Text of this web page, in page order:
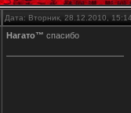
Дата: Вторник, 28.12.2010,
Нагато™ спасибо